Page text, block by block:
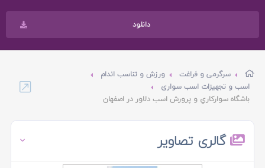
دانلود
سرگرمی و فراغت
ورزش و تناسب اندام
اسب و تجهیزات اسب سواری
باشگاه سوارکاري و پرورش اسب دلاور در اصفهان
گالری تصاویر